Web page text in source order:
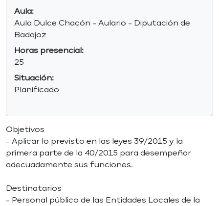
Aula:
Aula Dulce Chacón - Aulario - Diputación de
Badajoz
Horas presencial:
25
Situación:
Planificado
Objetivos
- Aplicar lo previsto en las leyes 39/2015 y la
primera parte de la 40/2015 para desempeñar
adecuadamente sus funciones.
Destinatarios
- Personal público de las Entidades Locales de la